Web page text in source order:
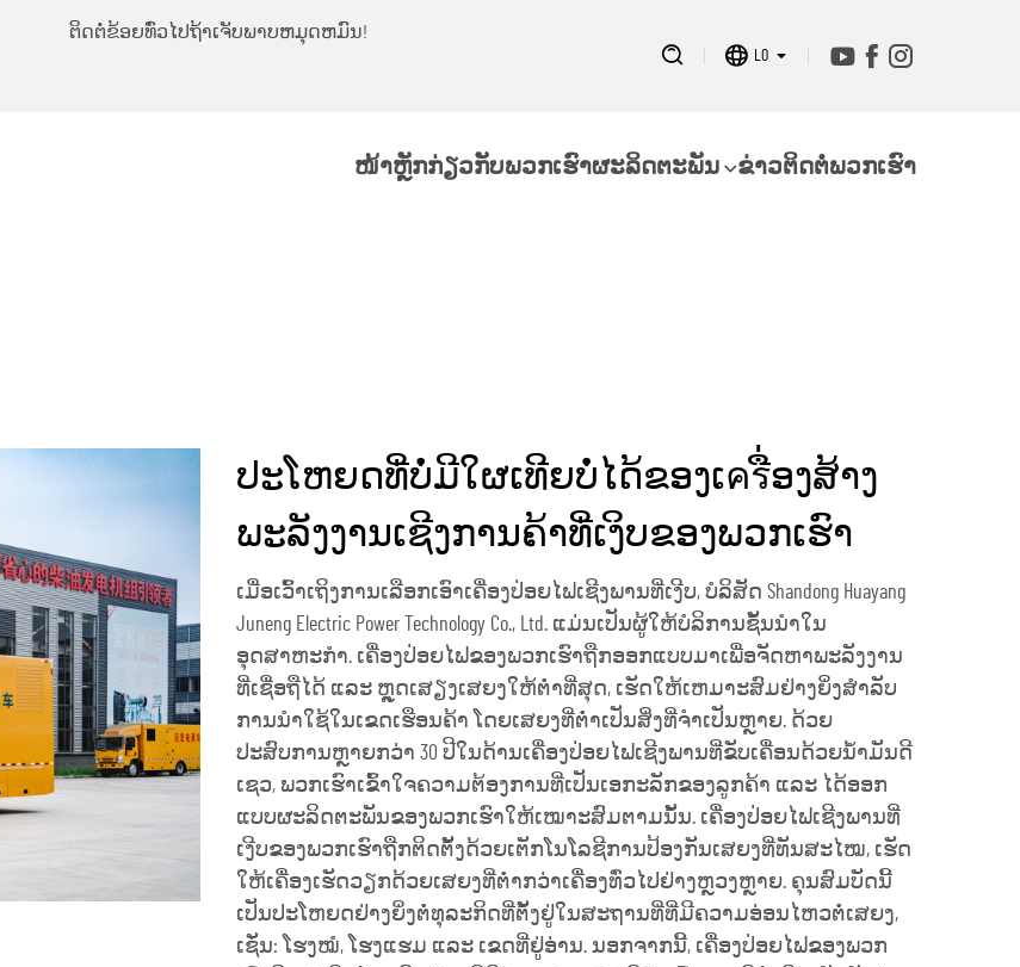
ຕິດຕໍ່ຂ້ອຍທົ່ວໄປຖ້າເຈັບພາບຫມຸດຫມົນ!
LO
ໜ້າຫຼັກກ່ຽວກັບພວກເຮົາຜະລິດຕະພັນ ຂ່າວຕິດຕໍ່ພວກເຮົາ
ປະໂຫຍດທີ່ບໍ່ມີໃຜເທີຍບໍ່ໄດ້ຂອງເครື່ອງສ້າງ
ພະລັງງານເຊີງການຄ້າທີ່ເງິບຂອງພວກເຮົາ
ເມື່ອເວົ້າເຖິງການເລືອກເອົາເຄື່ອງປ່ອຍໄຟເຊີງພານທີ່ເງີບ, ບໍລິສັດ Shandong Huayang
Juneng Electric Power Technology Co., Ltd. ແມ່ນເປັນຜູ້ໃຫ້ບໍລິການຊັ້ນນຳໃນ
ອຸດສາຫະກຳ. ເຄື່ອງປ່ອຍໄຟຂອງພວກເຮົາຖືກອອກແບບມາເພື່ອຈັດຫາພະລັງງານ
ທີ່ເຊື່ອຖືໄດ້ ແລະ ຫຼຸດເສຽງເສຍງໃຫ້ຕ່ຳທີ່ສຸດ, ເຮັດໃຫ້ເຫມາະສົມຢ່າງຍິ່ງສຳລັບ
ການນຳໃຊ້ໃນເຂດເຮືອນຄ້າ ໂດຍເສຍງທີ່ຕ່ຳເປັນສິ່ງທີ່ຈຳເປັນຫຼາຍ. ດ້ວຍ
ປະສົບການຫຼາຍກວ່າ 30 ປີໃນດ້ານເຄື່ອງປ່ອຍໄຟເຊີງພານທີ່ຂັບເຄື່ອນດ້ວຍນ້ຳມັນດີ
ເຊວ, ພວກເຮົາເຂົ້າໃຈຄວາມຕ້ອງການທີ່ເປັນເອກະລັກຂອງລູກຄ້າ ແລະ ໄດ້ອອກ
ແບບຜະລິດຕະພັນຂອງພວກເຮົາໃຫ້ເໝາະສົມຕາມນັ້ນ. ເຄື່ອງປ່ອຍໄຟເຊີງພານທີ່
ເງີບຂອງພວກເຮົາຖືກຕິດຕັ້ງດ້ວຍເຕັກໂນໂລຊີການປ້ອງກັນເສຍງທີ່ທັນສະໄໝ, ເຮັດ
ໃຫ້ເຄື່ອງເຮັດວຽກດ້ວຍເສຍງທີ່ຕ່ຳກວ່າເຄື່ອງທົ່ວໄປຢ່າງຫຼວງຫຼາຍ. ຄຸນສົມບັດນີ້
ເປັນປະໂຫຍດຢ່າງຍິ່ງຕໍ່ທຸລະກິດທີ່ຕັ້ງຢູ່ໃນສະຖານທີ່ທີ່ມີຄວາມອ່ອນໄຫວຕໍ່ເສຍງ,
ເຊັ່ນ: ໂຮງໝໍ, ໂຮງແຮມ ແລະ ເຂດທີ່ຢູ່ອ່ານ. ນອກຈາກນີ້, ເຄື່ອງປ່ອຍໄຟຂອງພວກ